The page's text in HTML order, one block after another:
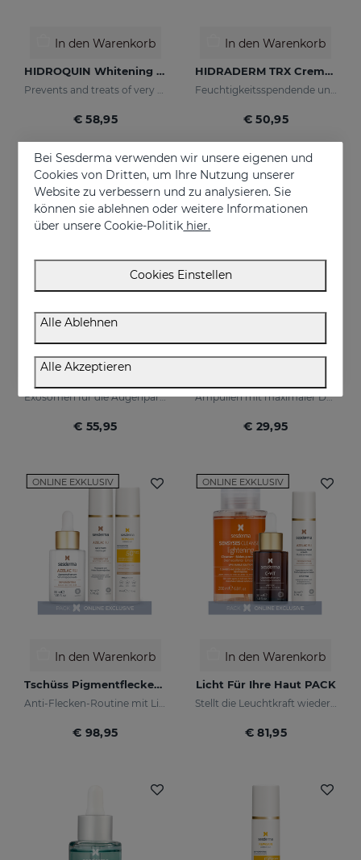
In den Warenkorb
HIDROQUIN Whitening Gel
Prevents and treats of very strong skin blemishes
€ 58,95
In den Warenkorb
HIDRADERM TRX Cremegel
Feuchtigkeitsspendende und aufhellende Wirkung für Mischhaut
€ 50,95
NEU
Exosomen für die Augenpartie
€ 55,95
Ampullen mit maximaler Depigmentaktivität
€ 29,95
ONLINE EXKLUSIV
In den Warenkorb
Tschüss Pigmentflecken PACK
Anti-Flecken-Routine mit Lichtschutz
€ 98,95
ONLINE EXKLUSIV
In den Warenkorb
Licht Für Ihre Haut PACK
Stellt die Leuchtkraft wieder her und reduziert Hautunreinheiten
€ 81,95
Bei Sesderma verwenden wir unsere eigenen und
Cookies von Dritten, um Ihre Nutzung unserer
Website zu verbessern und zu analysieren. Sie
können sie ablehnen oder weitere Informationen
über unsere Cookie-Politik hier.
Cookies Einstellen
Alle Ablehnen
Alle Akzeptieren